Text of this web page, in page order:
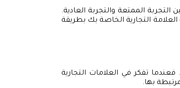
الممتعة والتجربة العادية.
العلامة التجارية الخاصة بك بطريقة
فعندما تفكر في العلامات التجارية
بها.